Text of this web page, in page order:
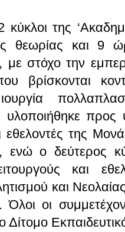
κύκλοι της
θεωρίας και 9
με στόχο την
βρίσκονται
προς
εθελοντές της
ενώ ο δεύτερος
και
και
Όλοι οι
Δίτομο